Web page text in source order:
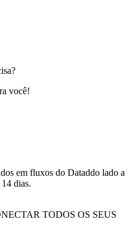
você!
em fluxos do Dataddo lado a
dias.
TODOS OS SEUS